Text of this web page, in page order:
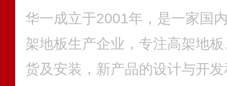
华一成立于2001年，是一家国
架地板生产企业，专注高架地
货及安装，新产品的设计与开